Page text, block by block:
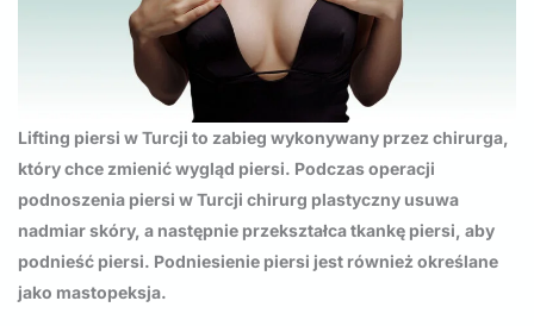
Lifting piersi w Turcji to zabieg wykonywany przez chirurga,
który chce zmienić wygląd piersi. Podczas operacji
podnoszenia piersi w Turcji chirurg plastyczny usuwa
nadmiar skóry, a następnie przekształca tkankę piersi, aby
podnieść piersi. Podniesienie piersi jest również określane
jako mastopeksja.